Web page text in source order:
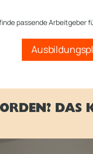
passende Arbeitgeber
DAS